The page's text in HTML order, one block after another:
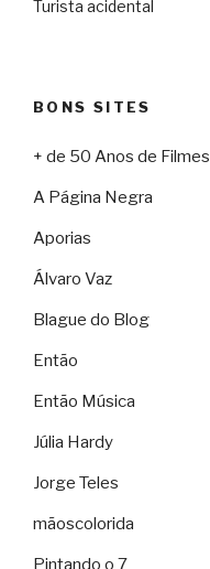
Turista acidental
BONS SITES
+ de 50 Anos de Filmes
A Página Negra
Aporias
Álvaro Vaz
Blague do Blog
Então
Então Música
Júlia Hardy
Jorge Teles
mãoscolorida
Pintando o 7